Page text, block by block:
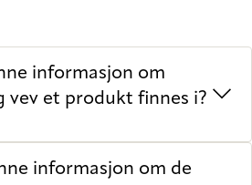
informasjon om
vev et produkt finnes i?
informasjon om de